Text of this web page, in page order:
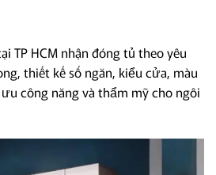
TP HCM nhận đóng tủ theo yêu
thiết kế số ngăn, kiểu cửa, màu
công năng và thẩm mỹ cho ngôi